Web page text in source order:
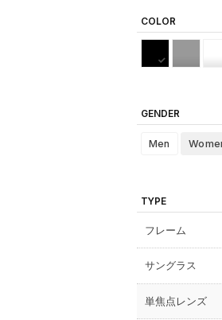
COLOR
GENDER
Men
TYPE
フレーム
サングラス
単焦点レンズ